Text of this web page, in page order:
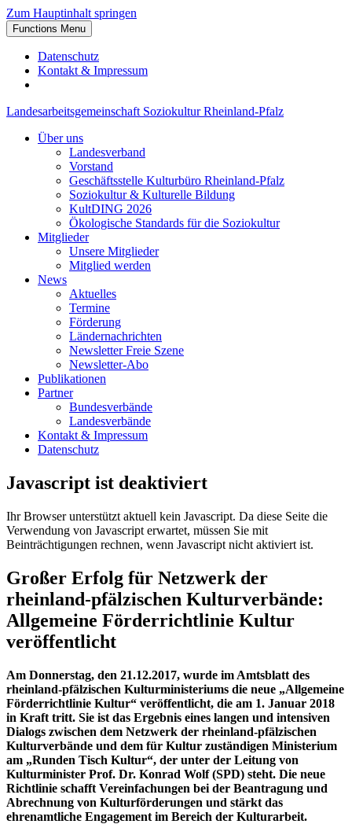
Zum Hauptinhalt springen
Functions Menu
Datenschutz
Kontakt & Impressum
Landesarbeitsgemeinschaft Soziokultur Rheinland-Pfalz
Über uns
Landesverband
Vorstand
Geschäftsstelle Kulturbüro Rheinland-Pfalz
Soziokultur & Kulturelle Bildung
KultDING 2026
Ökologische Standards für die Soziokultur
Mitglieder
Unsere Mitglieder
Mitglied werden
News
Aktuelles
Termine
Förderung
Ländernachrichten
Newsletter Freie Szene
Newsletter-Abo
Publikationen
Partner
Bundesverbände
Landesverbände
Kontakt & Impressum
Datenschutz
Javascript ist deaktiviert
Ihr Browser unterstützt aktuell kein Javascript. Da diese Seite die
Verwendung von Javascript erwartet, müssen Sie mit
Beinträchtigungen rechnen, wenn Javascript nicht aktiviert ist.
Großer Erfolg für Netzwerk der
rheinland-pfälzischen Kulturverbände:
Allgemeine Förderrichtlinie Kultur
veröffentlicht
Am Donnerstag, den 21.12.2017, wurde im Amtsblatt des
rheinland-pfälzischen Kulturministeriums die neue „Allgemeine
Förderrichtlinie Kultur“ veröffentlicht, die am 1. Januar 2018
in Kraft tritt. Sie ist das Ergebnis eines langen und intensiven
Dialogs zwischen dem Netzwerk der rheinland-pfälzischen
Kulturverbände und dem für Kultur zuständigen Ministerium
am „Runden Tisch Kultur“, der unter der Leitung von
Kulturminister Prof. Dr. Konrad Wolf (SPD) steht. Die neue
Richtlinie schafft Vereinfachungen bei der Beantragung und
Abrechnung von Kulturförderungen und stärkt das
ehrenamtliche Engagement im Bereich der Kulturarbeit.